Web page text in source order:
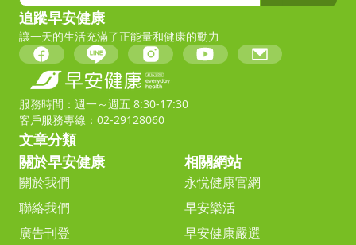
追蹤早安健康
讓一天的生活充滿了正能量和健康的動力
服務時間：週一～週五 8:30-17:30
客戶服務專線：02-29128060
文章分類
關於早安健康
關於我們
聯絡我們
廣告刊登
相關網站
永悅健康官網
早安樂活
早安健康嚴選